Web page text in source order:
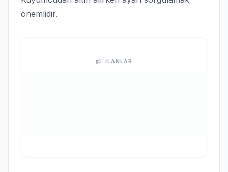
önemlidir.
İLANLAR